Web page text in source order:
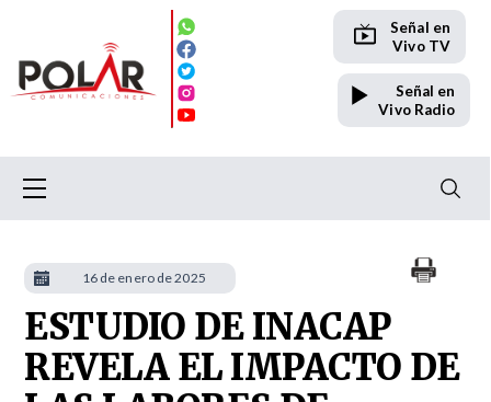
Señal en
Vivo TV
Señal en
Vivo Radio
ESTUDIO DE INACAP
REVELA EL IMPACTO DE
16 de enero de 2025